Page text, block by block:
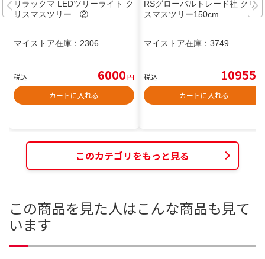
リラックマ LEDツリーライト ク
リスマスツリー ②
マイストア在庫： 2306
税込 6000円
カートに入れる
RSグローバルトレード社 クリ
スマスツリー150cm
マイストア在庫： 3749
税込 10955
カートに入れる
このカテゴリをもっと見る
この商品を見た人はこんな商品も見て
います